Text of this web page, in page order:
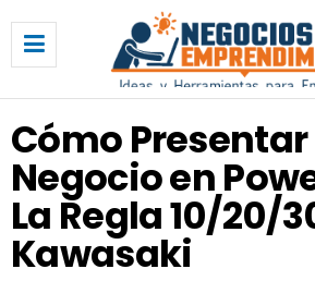
ó
m
o
r
e
s
e
n
t
Cómo
Negocio en
La Regla 10/20/
Kawasaki